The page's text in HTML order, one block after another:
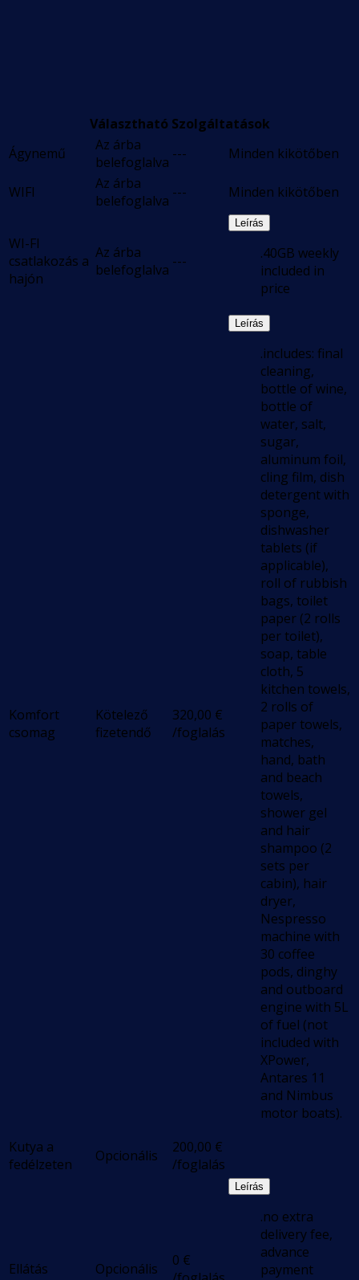
Választható Szolgáltatások
Ágynemű
Az árba
belefoglalva --- Minden kikötőben
WIFI
Az árba
belefoglalva --- Minden kikötőben
WI-FI
csatlakozás a
hajón
Az árba
belefoglalva ---
Leírás
.40GB weekly
included in
price
Komfort
csomag
Kötelező
fizetendő
320,00 €
/foglalás
Leírás
.includes: final
cleaning,
bottle of wine,
bottle of
water, salt,
sugar,
aluminum foil,
cling film, dish
detergent with
sponge,
dishwasher
tablets (if
applicable),
roll of rubbish
bags, toilet
paper (2 rolls
per toilet),
soap, table
cloth, 5
kitchen towels,
2 rolls of
paper towels,
matches,
hand, bath
and beach
towels,
shower gel
and hair
shampoo (2
sets per
cabin), hair
dryer,
Nespresso
machine with
30 coffee
pods, dinghy
and outboard
engine with 5L
of fuel (not
included with
XPower,
Antares 11
and Nimbus
motor boats).
Kutya a
fedélzeten
Opcionális 200,00 €
/foglalás
Ellátás Opcionális 0 €
Leírás
.no extra
delivery fee,
advance
payment